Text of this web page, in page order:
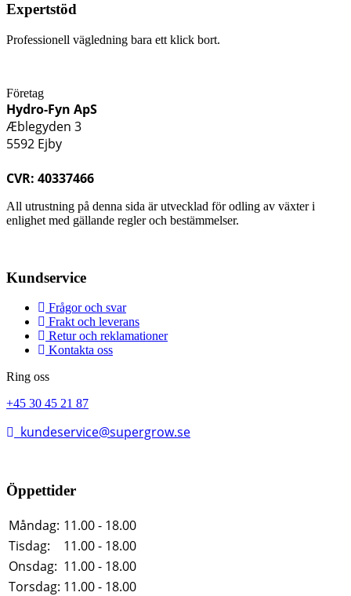
Expertstöd
Professionell vägledning bara ett klick bort.
Företag
Hydro-Fyn ApS
Æblegyden 3
5592 Ejby
CVR: 40337466
All utrustning på denna sida är utvecklad för odling av växter i
enlighet med gällande regler och bestämmelser.
Kundservice
Frågor och svar
Frakt och leverans
Retur och reklamationer
Kontakta oss
Ring oss
+45 30 45 21 87
kundeservice@supergrow.se
Öppettider
Måndag: 11.00 - 18.00
Tisdag:
11.00 - 18.00
Onsdag: 11.00 - 18.00
Torsdag: 11.00 - 18.00